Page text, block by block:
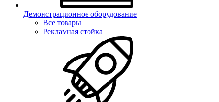
Демонстрационное оборудование
Все товары
Рекламная стойка